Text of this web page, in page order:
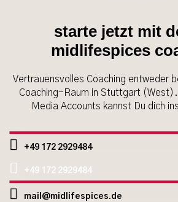
starte jetzt mit
midlifespices
Vertrauensvolles Coaching entweder
Coaching-Raum in Stuttgart (West).
Media Accounts kannst Du dich
+49 172 2929484
+49 172 2929484
mail@midlifespices.de